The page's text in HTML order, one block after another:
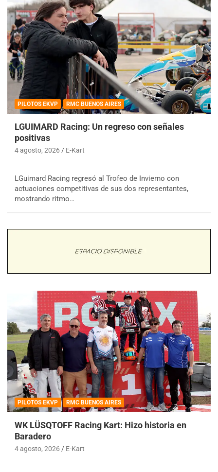
PILOTOS EKVP RMC BUENOS AIRES
LGUIMARD Racing: Un regreso con señales
positivas
4 agosto, 2026 E-Kart
LGuimard Racing regresó al Trofeo de Invierno con
actuaciones competitivas de sus dos representantes,
mostrando ritmo…
PILOTOS EKVP RMC BUENOS AIRES
WK LÜSQTOFF Racing Kart: Hizo historia en
Baradero
4 agosto, 2026 E-Kart